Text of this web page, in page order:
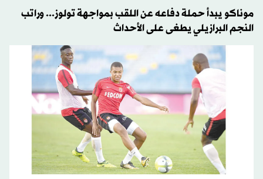
موناكو يبدأ حملة دفاعه عن اللقب بمواجهة تولوز... وراتب
النجم البرازيلي يطغى على الأحداث